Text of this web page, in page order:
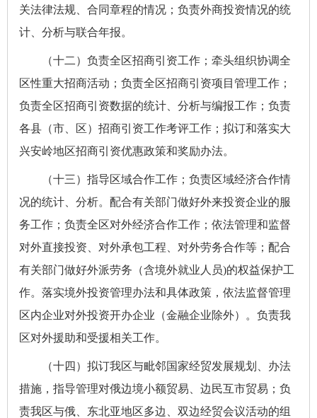
关法律法规、合同章程的情况；负责外商投资情况的统
计、分析与联合年报。
（十二）负责全区招商引资工作；牵头组织协调全
区性重大招商活动；负责全区招商引资项目管理工作 ；
负责全区招商引资数据的统计、分析与编报工作 ； 负责
各县（市、区）招商引资工作考评工作；拟订和落实大
兴安岭地区招商引资优惠政策和奖励办法。
（十三）指导区域合作工作；负责区域经济合作情
况的统计、分析。配合有关部门做好外来投资企业的服
务工作；负责全区对外经济合作工作；依法管理和监督
对外直接投资、对外承包工程、对外劳务合作等；配合
有关部门做好外派劳务（含境外就业人员)的权益保护工
作。落实境外投资管理办法和具体政策，依法监督管理
区内企业对外投资开办企业（金融企业除外）。负责我
区对外援助和受援相关工作。
（十四）拟订我区与毗邻国家经贸发展规划、办法
措施，指导管理对俄边境小额贸易、边民互市贸易；负
责我区与俄、东北亚地区多边、双边经贸会议活动的组